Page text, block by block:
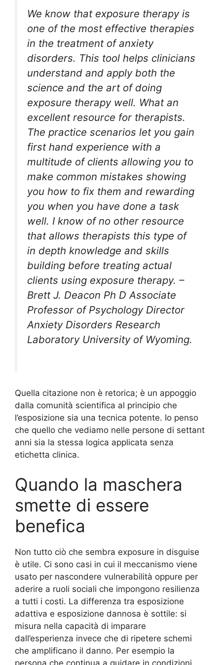
We know that exposure therapy is
one of the most effective therapies
in the treatment of anxiety
disorders. This tool helps clinicians
understand and apply both the
science and the art of doing
exposure therapy well. What an
excellent resource for therapists.
The practice scenarios let you gain
first hand experience with a
multitude of clients allowing you to
make common mistakes showing
you how to fix them and rewarding
you when you have done a task
well. I know of no other resource
that allows therapists this type of
in depth knowledge and skills
building before treating actual
clients using exposure therapy. –
Brett J. Deacon Ph D Associate
Professor of Psychology Director
Anxiety Disorders Research
Laboratory University of Wyoming.
Quella citazione non è retorica; è un appoggio
dalla comunità scientifica al principio che
l’esposizione sia una tecnica potente. Io penso
che quello che vediamo nelle persone di settant
anni sia la stessa logica applicata senza
etichetta clinica.
Quando la maschera
smette di essere
benefica
Non tutto ciò che sembra exposure in disguise
è utile. Ci sono casi in cui il meccanismo viene
usato per nascondere vulnerabilità oppure per
aderire a ruoli sociali che impongono resilienza
a tutti i costi. La differenza tra esposizione
adattiva e esposizione dannosa è sottile: si
misura nella capacità di imparare
dall’esperienza invece che di ripetere schemi
che amplificano il danno. Per esempio la
persona che continua a guidare in condizioni